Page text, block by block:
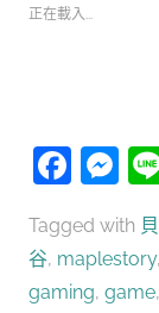
正在載入...
Tagged with
谷, maplestory,
gaming, game,